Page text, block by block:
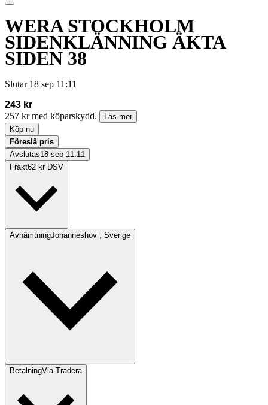
WERA STOCKHOLM
SIDENKLÄNNING ÄKTA
SIDEN 38
Slutar 18 sep 11:11
243 kr
257 kr med köparskydd.
Läs mer
Köp nu
Föreslå pris
Avslutas18 sep 11:11
Frakt62 kr DSV
AvhämtningJohanneshov , Sverige
BetalningVia Tradera